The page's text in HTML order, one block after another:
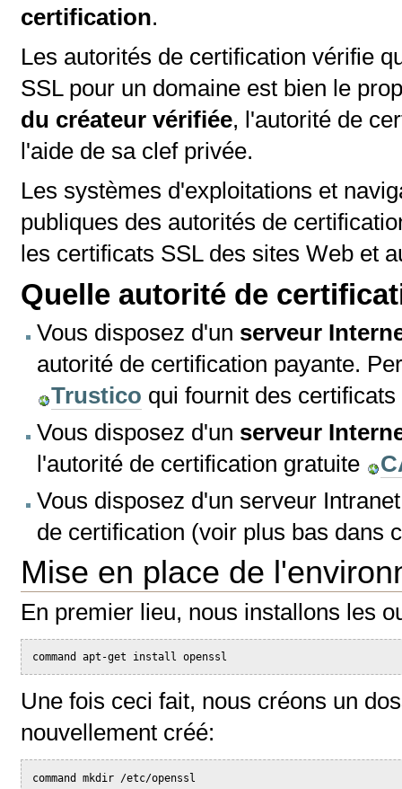
certification.
Les autorités de certification vérifie
SSL pour un domaine est bien le
du créateur vérifiée, l'autorité de
l'aide de sa clef privée.
Les systèmes d'exploitations et
publiques des autorités de
les certificats SSL des sites Web et
Quelle autorité de
Vous disposez d'un serveur
autorité de certification payante.
Trustico qui fournit des
Vous disposez d'un serveur
l'autorité de certification gratuite
Vous disposez d'un serveur
de certification (voir plus bas dans
Mise en place de
En premier lieu, nous installons les
command apt-get install openssl
Une fois ceci fait, nous créons un
nouvellement créé:
command mkdir /etc/openssl